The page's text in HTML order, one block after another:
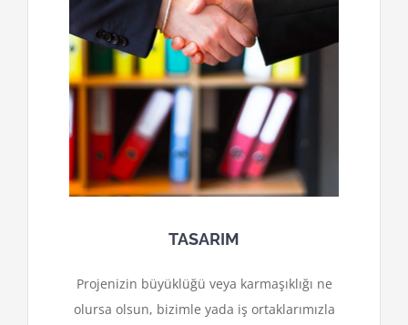
TASARIM
Projenizin büyüklüğü veya karmaşıklığı ne
olursa olsun, bizimle yada iş ortaklarımızla